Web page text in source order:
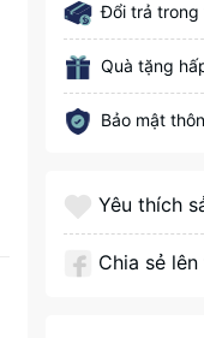
Đổi trả trong
Quà tặng
Bảo mật
Yêu thích
Chia sẻ